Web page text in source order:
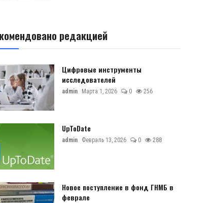
редакцией
Цифровые инструменты
исследователей
admin Марта 1, 2026 0 256
UpToDate
admin Февраль 13, 2026 0 288
Новое поступление в фонд ГНМБ в
феврале